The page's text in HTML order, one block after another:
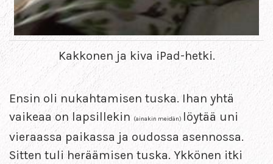
Kakkonen ja kiva iPad-hetki.
Ensin oli nukahtamisen tuska. Ihan yhtä
vaikeaa on lapsillekin (ainakin meidän) löytää uni
vieraassa paikassa ja oudossa asennossa.
Sitten tuli heräämisen tuska. Ykkönen itki